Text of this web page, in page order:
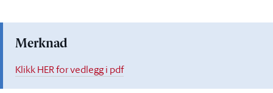
Merknad
Klikk HER for vedlegg i pdf